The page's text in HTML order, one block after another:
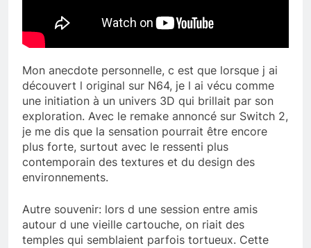
Mon anecdote personnelle, c est que lorsque j ai
découvert l original sur N64, je l ai vécu comme
une initiation à un univers 3D qui brillait par son
exploration. Avec le remake annoncé sur Switch 2,
je me dis que la sensation pourrait être encore
plus forte, surtout avec le ressenti plus
contemporain des textures et du design des
environnements.
Autre souvenir: lors d une session entre amis
autour d une vieille cartouche, on riait des
temples qui semblaient parfois tortueux. Cette